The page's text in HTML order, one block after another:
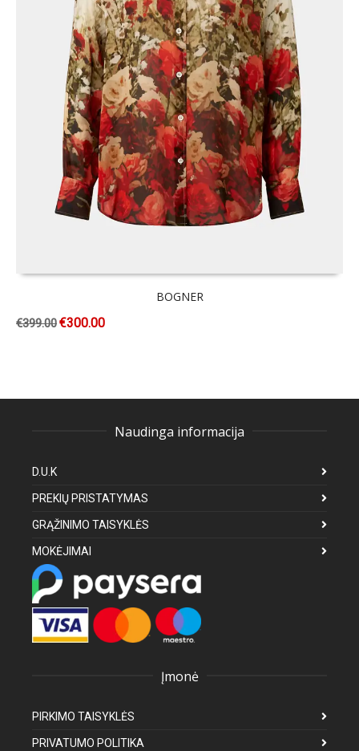
BOGNER
€399.00€300.00
Naudinga informacija
D.U.K
PREKIŲ PRISTATYMAS
GRĄŽINIMO TAISYKLĖS
MOKĖJIMAI
Įmonė
PIRKIMO TAISYKLĖS
PRIVATUMO POLITIKA